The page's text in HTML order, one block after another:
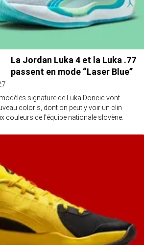
La Jordan Luka 4 et la Luka .77
passent en mode “Laser Blue”
signature de Luka Doncic vont
coloris, dont on peut y voir un clin
couleurs de l’équipe nationale slovène.